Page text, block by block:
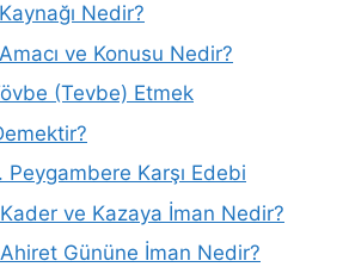
Nedir?
ve Konusu Nedir?
(Tevbe) Etmek
Peygambere Karşı Edebi
Kader ve Kazaya İman Nedir?
Ahiret Gününe İman Nedir?